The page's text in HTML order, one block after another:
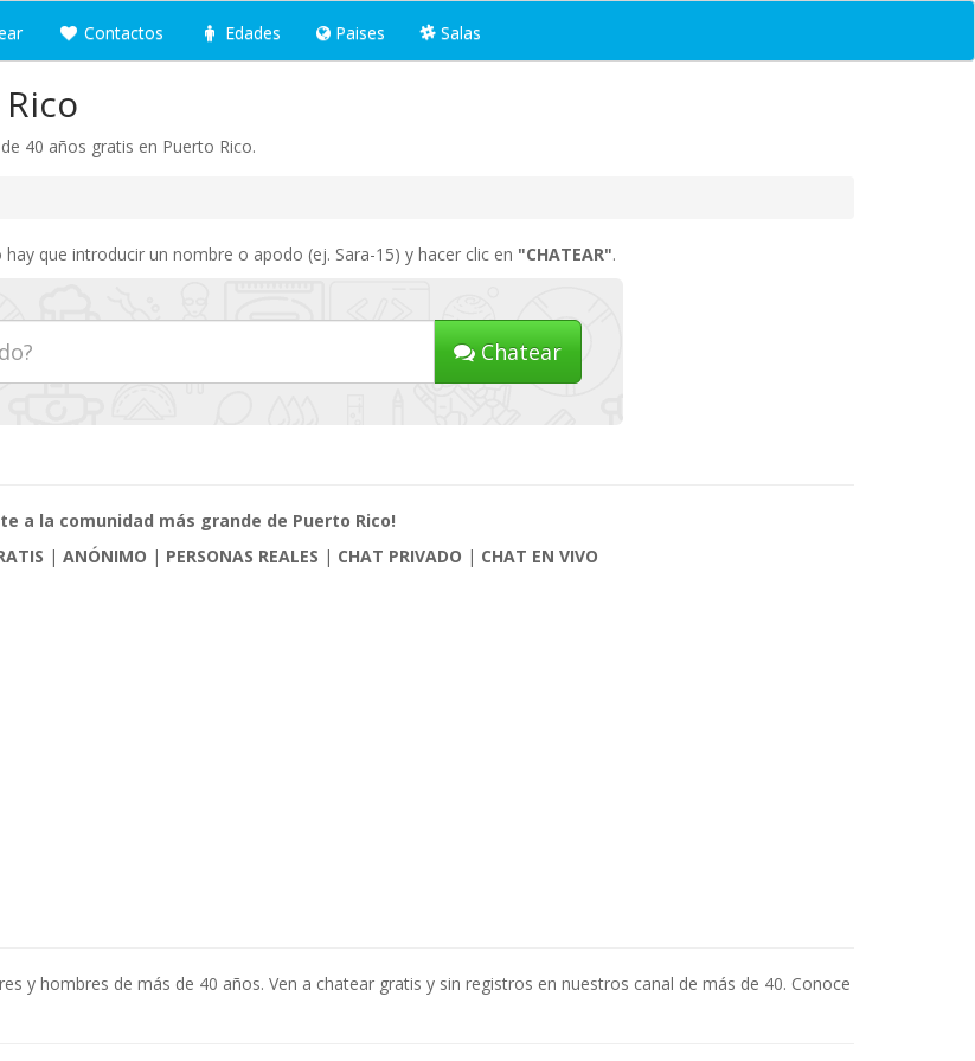
Contactos Edades Paises Salas
40 años gratis en Puerto Rico.
que introducir un nombre o apodo (ej. Sara-15) y hacer clic en "CHATEAR".
Chatear
a la comunidad más grande de Puerto Rico!
| ANÓNIMO | PERSONAS REALES | CHAT PRIVADO | CHAT EN VIVO
y hombres de más de 40 años. Ven a chatear gratis y sin registros en nuestros canal de más de 40. Conoce